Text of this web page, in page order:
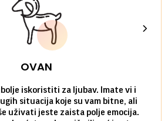
OVAN
iskoristiti za ljubav. Imate vi i
situacija koje su vam bitne, ali
uživati jeste zaista polje emocija.